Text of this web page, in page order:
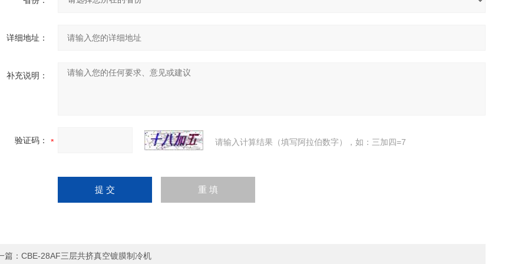
详细地址：
补充说明：
验证码： 请输入计算结果（填写阿拉伯数字），如：三加四=7
篇： CBE-28AF三层共挤真空镀膜制冷机